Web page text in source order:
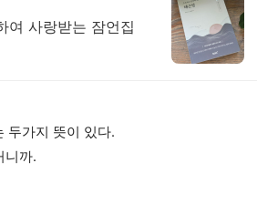
여 사랑받는 잠언집
두가지 뜻이 있다.
니까.